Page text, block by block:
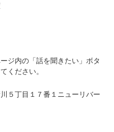
ジ内の「話を聞きたい」ボタ
ください。
５丁目１７番１ニューリバー